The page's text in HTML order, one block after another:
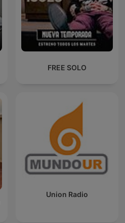
FREE SOLO
Union Radio